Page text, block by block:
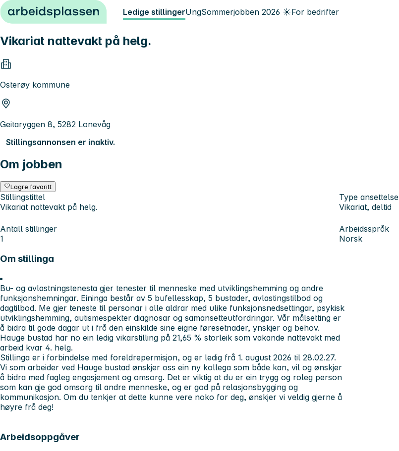
Hopp til innhold Ledige stillingerUngSommerjobben 2026 ☀️For bedrifter
Vikariat nattevakt på helg.
Osterøy kommune
Geitaryggen 8, 5282 Lonevåg
Stillingsannonsen er inaktiv.
Om jobben
Lagre favoritt
Stillingstittel
Vikariat nattevakt på helg.
Type ansettelse
Vikariat, deltid
Antall stillinger
1
Arbeidsspråk
Norsk
Om stillinga
Bu- og avlastningstenesta gjer tenester til menneske med utviklingshemming og andre
funksjonshemningar. Eininga består av 5 bufellesskap, 5 bustader, avlastingstilbod og
dagtilbod. Me gjer teneste til personar i alle aldrar med ulike funksjonsnedsettingar, psykisk
utviklingshemming, autismespekter diagnosar og samansetteutfordringar. Vår målsetting er
å bidra til gode dagar ut i frå den einskilde sine eigne føresetnader, ynskjer og behov.
Hauge bustad har no ein ledig vikarstilling på 21,65 % storleik som vakande nattevakt med
arbeid kvar 4. helg.
Stillinga er i forbindelse med foreldrepermisjon, og er ledig frå 1. august 2026 til 28.02.27.
Vi som arbeider ved Hauge bustad ønskjer oss ein ny kollega som både kan, vil og ønskjer
å bidra med fagleg engasjement og omsorg. Det er viktig at du er ein trygg og roleg person
som kan gje god omsorg til andre menneske, og er god på relasjonsbygging og
kommunikasjon. Om du tenkjer at dette kunne vere noko for deg, ønskjer vi veldig gjerne å
høyre frå deg!
Arbeidsoppgåver